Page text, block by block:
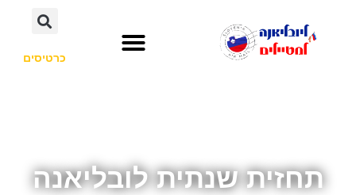
כרטיסים
תחזית שנתית לובליאנה